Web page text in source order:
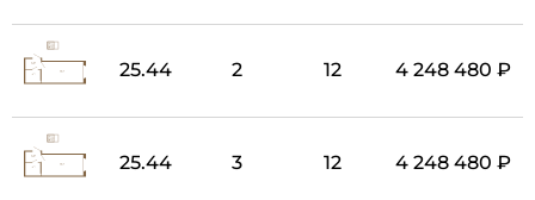
25.44 2 12 4 248 480 ₽
25.44 3 12 4 248 480 ₽